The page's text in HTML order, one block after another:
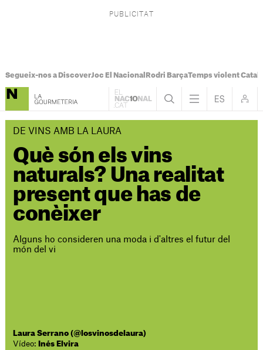
Segueix-nos a DiscoverJoc El Nacional Rodri BarçaTemps violent
DE VINS AMB LA LAURA
Què són els vins
naturals? Una realitat
present que has de
conèixer
Alguns ho consideren una moda i d'altres el futur del
món del vi
Laura Serrano (@losvinosdelaura)
Vídeo:
Inés Elvira